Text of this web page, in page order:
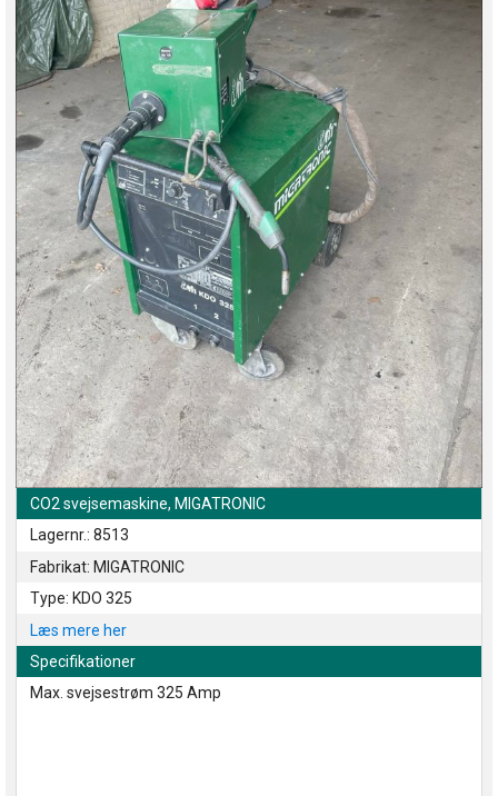
CO2 svejsemaskine, MIGATRONIC
Lagernr.: 8513
Fabrikat: MIGATRONIC
Type: KDO 325
Læs mere her
Specifikationer
Max. svejsestrøm 325 Amp